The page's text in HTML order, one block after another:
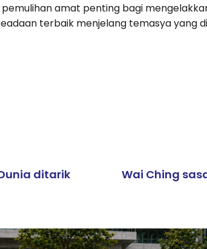
amat penting bagi
terbaik menjelang temasya yang
ditarik
Wai Ching